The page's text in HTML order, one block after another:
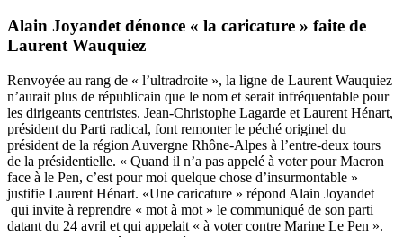
Alain Joyandet dénonce « la caricature » faite de
Laurent Wauquiez
Renvoyée au rang de « l’ultradroite », la ligne de Laurent Wauquiez
n’aurait plus de républicain que le nom et serait infréquentable pour
les dirigeants centristes. Jean-Christophe Lagarde et Laurent Hénart,
président du Parti radical, font remonter le péché originel du
président de la région Auvergne Rhône-Alpes à l’entre-deux tours
de la présidentielle. « Quand il n’a pas appelé à voter pour Macron
face à le Pen, c’est pour moi quelque chose d’insurmontable »
justifie Laurent Hénart. «Une caricature » répond Alain Joyandet
qui invite à reprendre « mot à mot » le communiqué de son parti
datant du 24 avril et qui appelait « à voter contre Marine Le Pen ».